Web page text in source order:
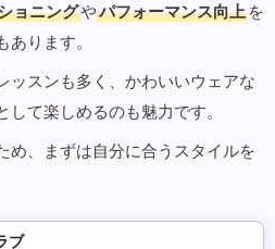
ョニングやパフォーマンス向上 を
ります。
ッスンも多く、かわいいウェアな
て楽しめるのも魅力です。
め、まずは自分に合うスタイルを
ブ